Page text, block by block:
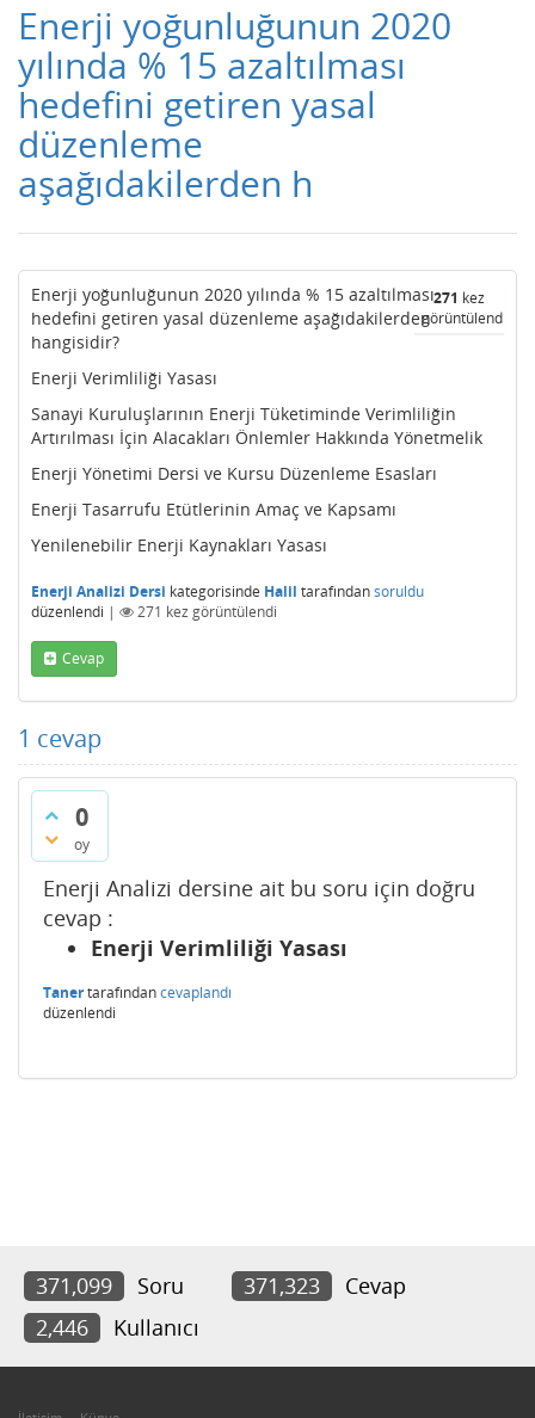
Enerji yoğunluğunun 2020
yılında % 15 azaltılması
hedefini getiren yasal
düzenleme
aşağıdakilerden h
271 kez
görüntülendi
Enerji yoğunluğunun 2020 yılında % 15 azaltılması
hedefini getiren yasal düzenleme aşağıdakilerden
hangisidir?
Enerji Verimliliği Yasası
Sanayi Kuruluşlarının Enerji Tüketiminde Verimliliğin
Artırılması İçin Alacakları Önlemler Hakkında Yönetmelik
Enerji Yönetimi Dersi ve Kursu Düzenleme Esasları
Enerji Tasarrufu Etütlerinin Amaç ve Kapsamı
Yenilenebilir Enerji Kaynakları Yasası
Enerji Analizi Dersi kategorisinde Halil tarafındansoruldu
düzenlendi | 271 kez görüntülendi
Cevap
1 cevap
0
oy
Enerji Analizi dersine ait bu soru için doğru
cevap :
Enerji Verimliliği Yasası
Tanertarafındancevaplandı
düzenlendi
371,099 Soru 371,323
Cevap
2,446
Kullanıcı